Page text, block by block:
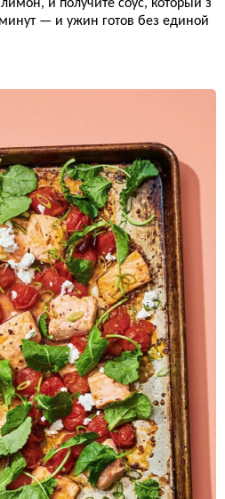
и получите соус, который з
— и ужин готов без единой